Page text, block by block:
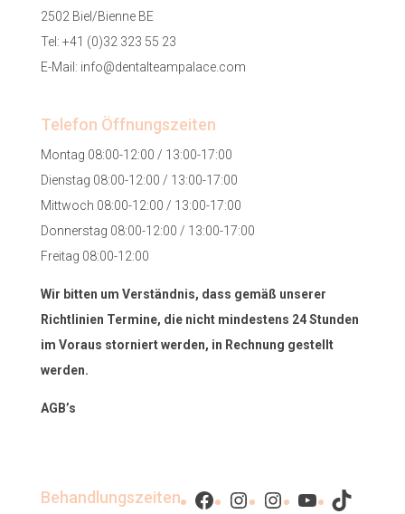
2502 Biel/Bienne BE
Tel: +41 (0)32 323 55 23
E-Mail: info@dentalteampalace.com
Telefon Öffnungszeiten
Montag 08:00-12:00 / 13:00-17:00
Dienstag 08:00-12:00 / 13:00-17:00
Mittwoch 08:00-12:00 / 13:00-17:00
Donnerstag 08:00-12:00 / 13:00-17:00
Freitag 08:00-12:00
Wir bitten um Verständnis, dass gemäß unserer
Richtlinien Termine, die nicht mindestens 24 Stunden
im Voraus storniert werden, in Rechnung gestellt
werden.
AGB’s
Behandlungszeiten Facebook
Instagram
Instagram
YouTube
TikTok